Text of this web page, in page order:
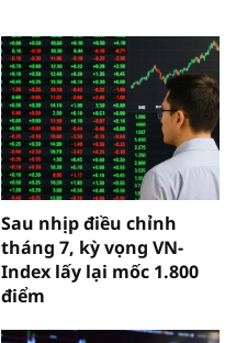
Sau nhịp điều chỉnh
tháng 7, kỳ vọng VN-
Index lấy lại mốc 1.800
điểm